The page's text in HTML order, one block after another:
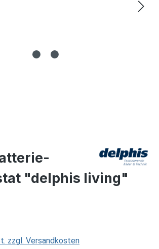
"delphis living"
zzgl. Versandkosten